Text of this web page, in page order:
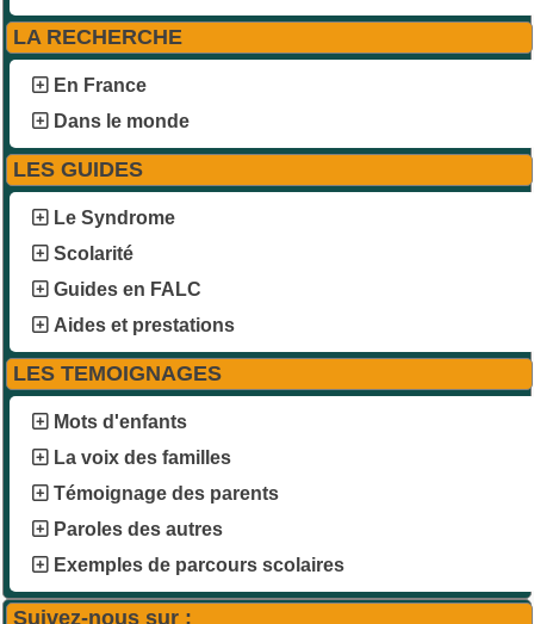
LA RECHERCHE
En France
Dans le monde
LES GUIDES
Le Syndrome
Scolarité
Guides en FALC
Aides et prestations
LES TEMOIGNAGES
Mots d'enfants
La voix des familles
Témoignage des parents
Paroles des autres
Exemples de parcours scolaires
Suivez-nous sur :